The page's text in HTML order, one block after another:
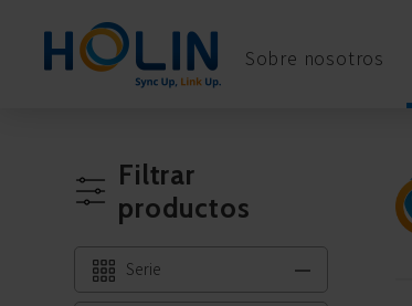
Sobre nosotros
Filtrar
productos
Serie
Panel de gestión de cookies